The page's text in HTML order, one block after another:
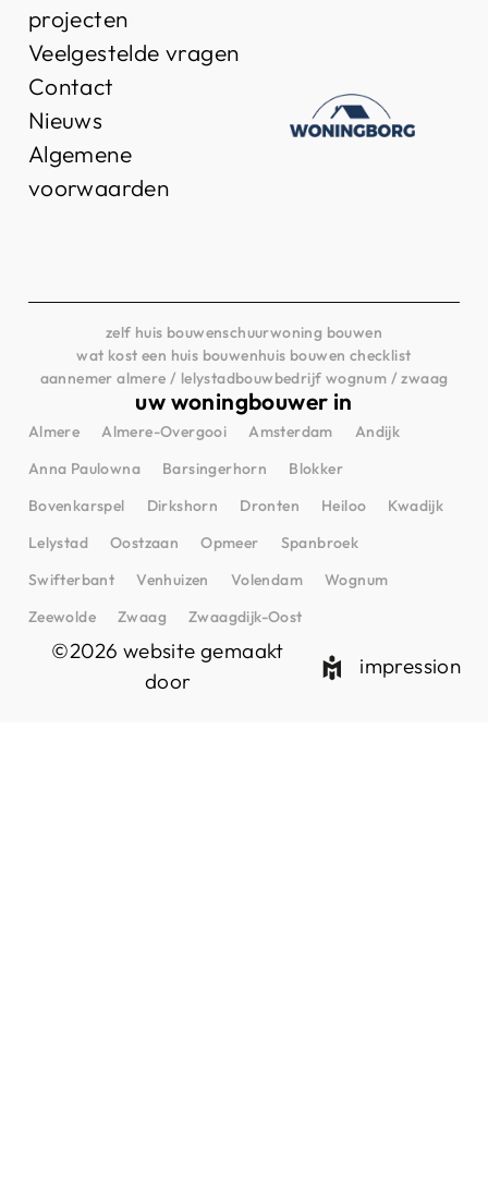
projecten
Veelgestelde vragen
Contact
Nieuws
Algemene
voorwaarden
zelf huis bouwenschuurwoning bouwen
wat kost een huis bouwenhuis bouwen checklist
aannemer almere / lelystadbouwbedrijf wognum / zwaag
uw woningbouwer in
Almere Almere-Overgooi Amsterdam
Andijk
Anna Paulowna
Barsingerhorn
Blokker
Bovenkarspel
Dirkshorn Dronten Heiloo
Kwadijk
Lelystad
Oostzaan Opmeer
Spanbroek
Swifterbant
Venhuizen Volendam
Wognum
Zeewolde
Zwaag Zwaagdijk-Oost
©2026 website gemaakt
door
impression